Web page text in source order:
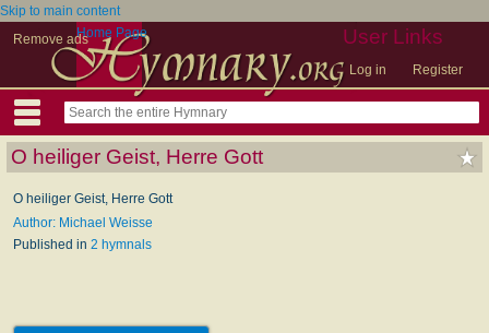
Skip to main content
Remove ads
User Links
Log in Register
Home Page
O heiliger Geist, Herre Gott
O heiliger Geist, Herre Gott
Author: Michael Weisse
Published in 2 hymnals